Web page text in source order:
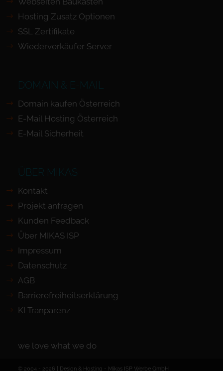
Hosting Zusatz Optionen
SSL Zertifikate
Wiederverkäufer Server
DOMAIN & E-MAIL
Domain kaufen Österreich
E-Mail Hosting Österreich
E-Mail Sicherheit
ÜBER MIKAS
Kontakt
Projekt anfragen
Kunden Feedback
Über MIKAS ISP
Impressum
Datenschutz
AGB
Barrierefreiheits­erklärung
KI Tranparenz
we love what we do
© 2004 - 2026 | Design & Hosting - Mikas ISP Werbe GmbH